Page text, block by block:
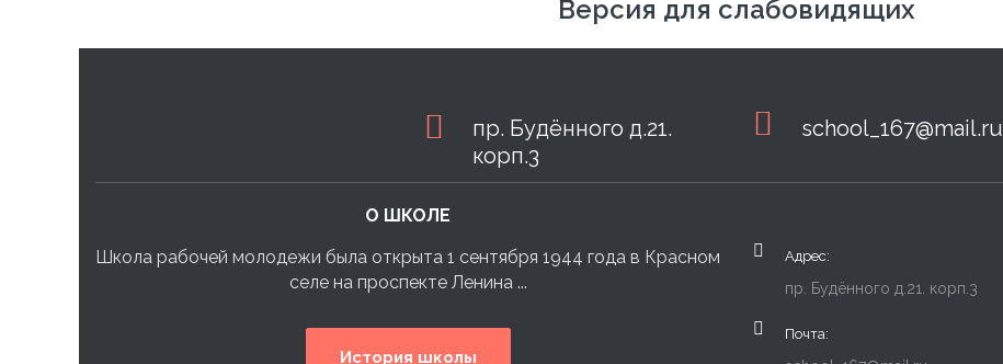
Версия для слабовидящих
пр. Будённого д.21.
корп.3
school_167@mail.ru
О ШКОЛЕ
Школа рабочей молодежи была открыта 1 сентября 1944 года в Красном
селе на проспекте Ленина ...
История школы
Адрес:
пр. Будённого д.21. корп.3
Почта: